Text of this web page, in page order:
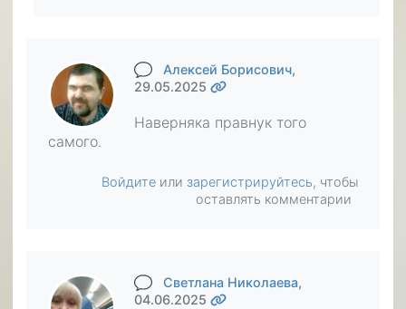
Алексей Борисович,
29.05.2025
Наверняка правнук того
самого.
Войдите или зарегистрируйтесь, чтобы
оставлять комментарии
Светлана Николаева,
04.06.2025